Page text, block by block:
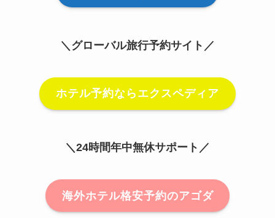
＼グローバル旅行予約サイト／
ホテル予約ならエクスペディア
＼24時間年中無休サポート／
海外ホテル格安予約のアゴダ